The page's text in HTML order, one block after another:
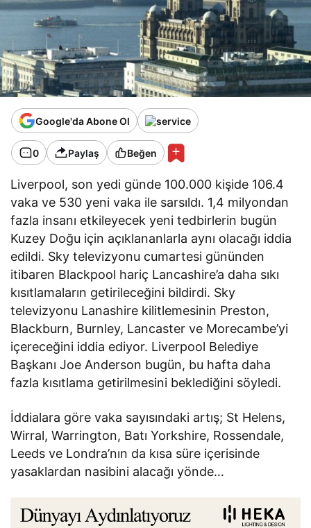
Google'da Abone Ol
0 Paylaş Beğen
Liverpool, son yedi günde 100.000 kişide 106.4
vaka ve 530 yeni vaka ile sarsıldı. 1,4 milyondan
fazla insanı etkileyecek yeni tedbirlerin bugün
Kuzey Doğu için açıklananlarla aynı olacağı iddia
edildi. Sky televizyonu cumartesi gününden
itibaren Blackpool hariç Lancashire’a daha sıkı
kısıtlamaların getirileceğini bildirdi. Sky
televizyonu Lanashire kilitlemesinin Preston,
Blackburn, Burnley, Lancaster ve Morecambe’yi
içereceğini iddia ediyor. Liverpool Belediye
Başkanı Joe Anderson bugün, bu hafta daha
fazla kısıtlama getirilmesini beklediğini söyledi.
İddialara göre vaka sayısındaki artış; St Helens,
Wirral, Warrington, Batı Yorkshire, Rossendale,
Leeds ve Londra’nın da kısa süre içerisinde
yasaklardan nasibini alacağı yönde…